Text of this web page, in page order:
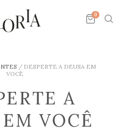
0
/DESPERTE A DEUSA EM
VOCÊ
A
VOCÊ